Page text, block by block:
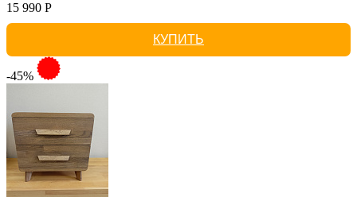
15 990 Р
КУПИТЬ
-45%